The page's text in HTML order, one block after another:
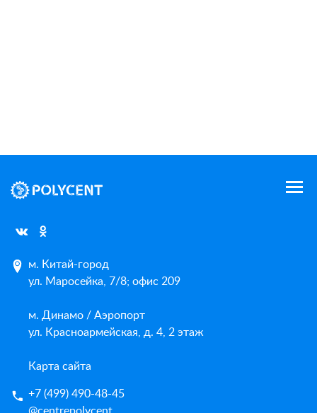
м. Китай-город
ул. Маросейка, 7/8; офис 209
м. Динамо / Аэропорт
ул. Красноармейская, д. 4, 2 этаж
Карта сайта
+7 (499) 490-48-45